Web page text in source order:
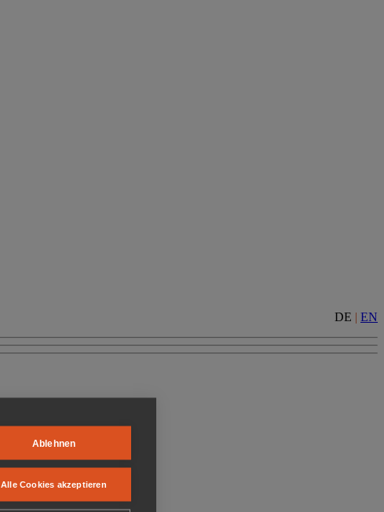
DE | EN
Ablehnen
Alle Cookies akzeptieren